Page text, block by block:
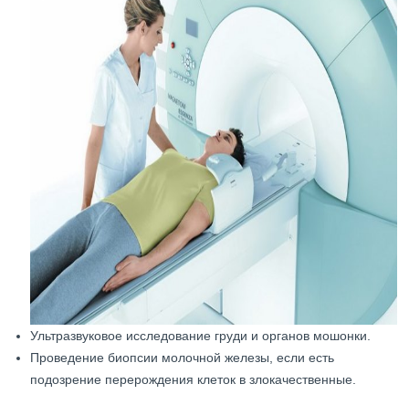
Ультразвуковое исследование груди и органов мошонки.
Проведение биопсии молочной железы, если есть
подозрение перерождения клеток в злокачественные.